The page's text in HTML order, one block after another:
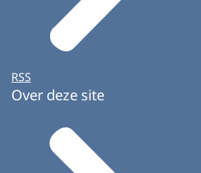
RSS
Over deze site